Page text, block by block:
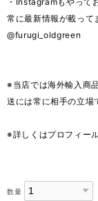
常に最新情報が載って
@furugi_oldgreen
※当店では海外輸入商
送には常に相手の立場
※詳しくはプロフィー
数量